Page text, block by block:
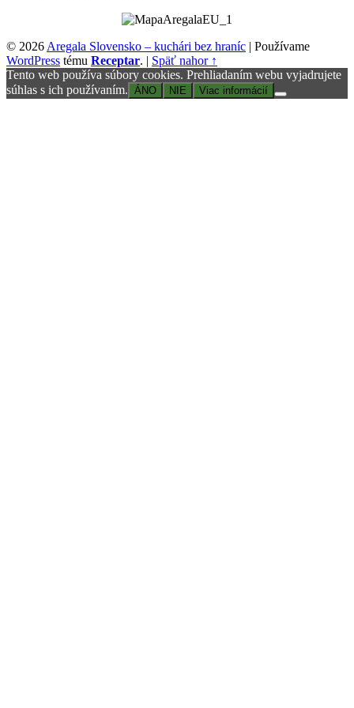
© 2026 Aregala Slovensko – kuchári bez hraníc | Používame
WordPress tému Receptar. | Späť nahor ↑
Tento web používa súbory cookies. Prehliadaním webu vyjadrujete
súhlas s ich používaním. ÁNO NIE Viac informácií